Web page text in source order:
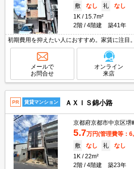
敷
なし 礼
なし
1K
15.7m²
2階
4階建 築41年
初期費用を抑えたい人におすすめ。家賃に注目
カード払い可。防犯カメラついてます。光ファ
ト無料。画像の家具小物家電はCGであり付いて
メールで
お問合せ
オンライン
来店
PR 賃貸マンション ＡＸＩＳ錦小路
京都府京都市中京区堺
5.7万円(管理費等：
敷
なし 礼
なし
1K
22m²
2階
4階建 築23年